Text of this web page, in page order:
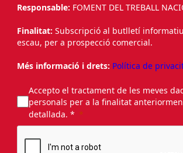
Responsable: FOMENT DEL TREBALL
Finalitat: Subscripció al butlletí
escau, per a prospecció comercial.
Més informació i drets: Política de
Accepto el tractament de les meves
personals per a la finalitat
detallada. *